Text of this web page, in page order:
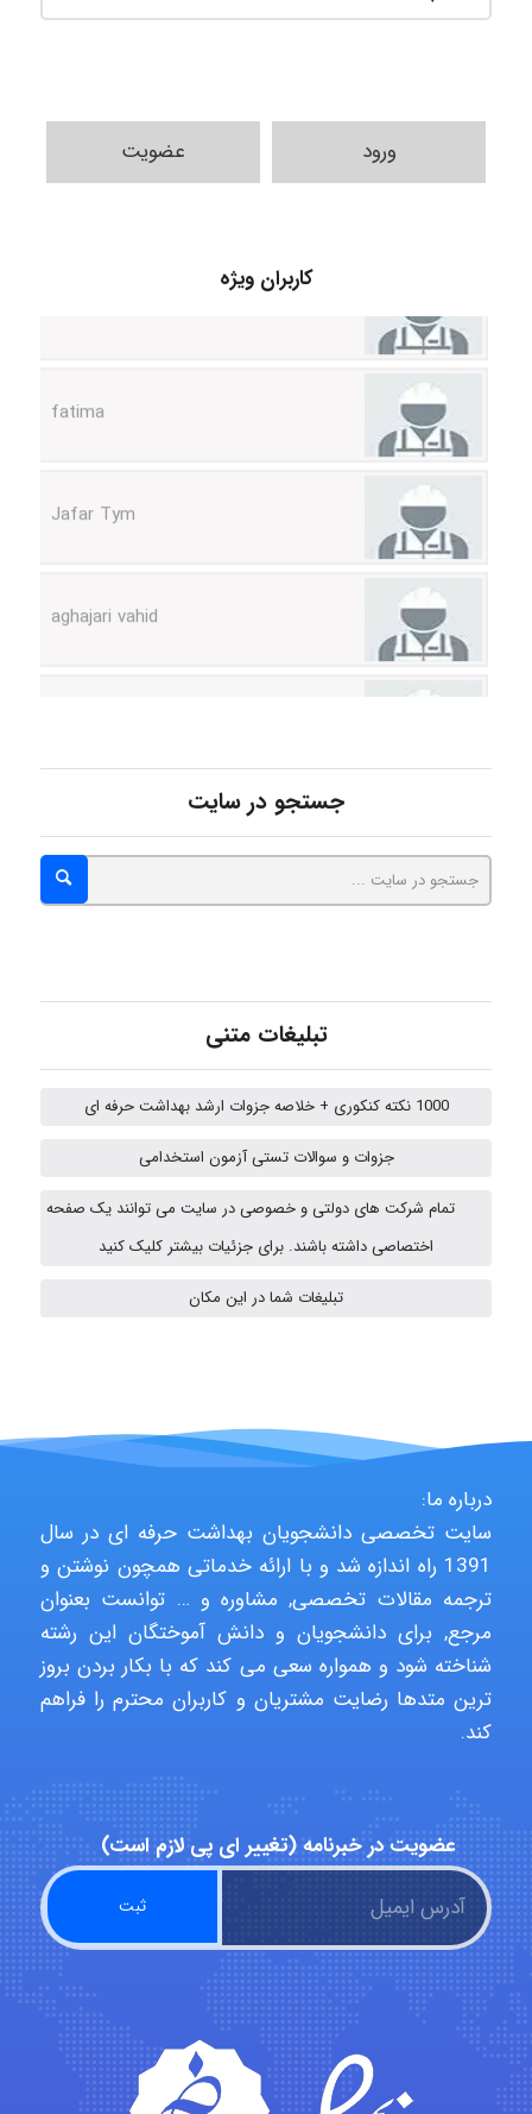
ورود عضویت
کاربران ویژه
Alirez0990
hosein abdolvand
aghajari vahid
Poubakhtiari
Alirez0990
hosein abdolvand
Kati
emami
جستجو در سایت
تبلیغات متنی
1000 نکته کنکوری + خلاصه جزوات ارشد بهداشت حرفه ای
جزوات و سوالات تستی آزمون استخدامی
تمام شرکت های دولتی و خصوصی در سایت می توانند یک صفحه
اختصاصی داشته باشند. برای جزئیات بیشتر کلیک کنید
تبلیغات شما در این مکان
درباره ما:
سایت تخصصی دانشجویان بهداشت حرفه ای در سال
1391 راه اندازه شد و با ارائه خدماتی همچون نوشتن و
ترجمه مقالات تخصصی, مشاوره و … توانست بعنوان
مرجع, برای دانشجویان و دانش آموختگان این رشته
شناخته شود و همواره سعی می کند که با بکار بردن بروز
ترین متدها رضایت مشتریان و کاربران محترم را فراهم
کند.
عضویت در خبرنامه (تغییر ای پی لازم است)